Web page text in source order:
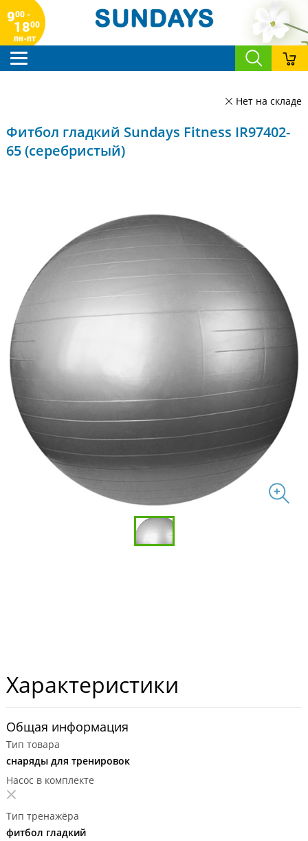
900 -
1800
пн-пт
Нет на складе
Фитбол гладкий Sundays Fitness IR97402-
65 (серебристый)
Характеристики
Общая информация
Тип товара
снаряды для тренировок
Насос в комплекте
Тип тренажёра
фитбол гладкий